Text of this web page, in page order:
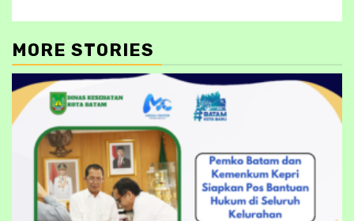
MORE STORIES